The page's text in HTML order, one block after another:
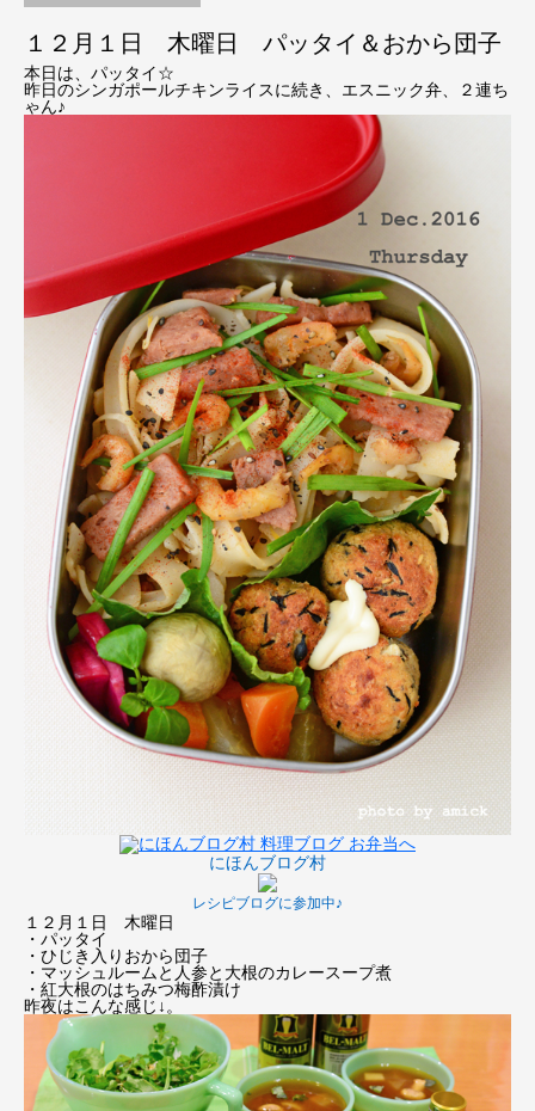
１２月１日 木曜日 パッタイ＆おから団子
本日は、パッタイ☆
昨日のシンガポールチキンライスに続き、エスニック弁、２連ち
ゃん♪
にほんブログ村
レシピブログに参加中♪
１２月１日 木曜日
・パッタイ
・ひじき入りおから団子
・マッシュルームと人参と大根のカレースープ煮
・紅大根のはちみつ梅酢漬け
昨夜はこんな感じ↓。